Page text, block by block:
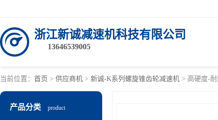
浙江新诚减速机科技有限公司
13646539005
当前位置： 首页 > 供应商机 > 新诚-K系列螺旋锥齿轮减速机 > 高硬度-
产品分类 product